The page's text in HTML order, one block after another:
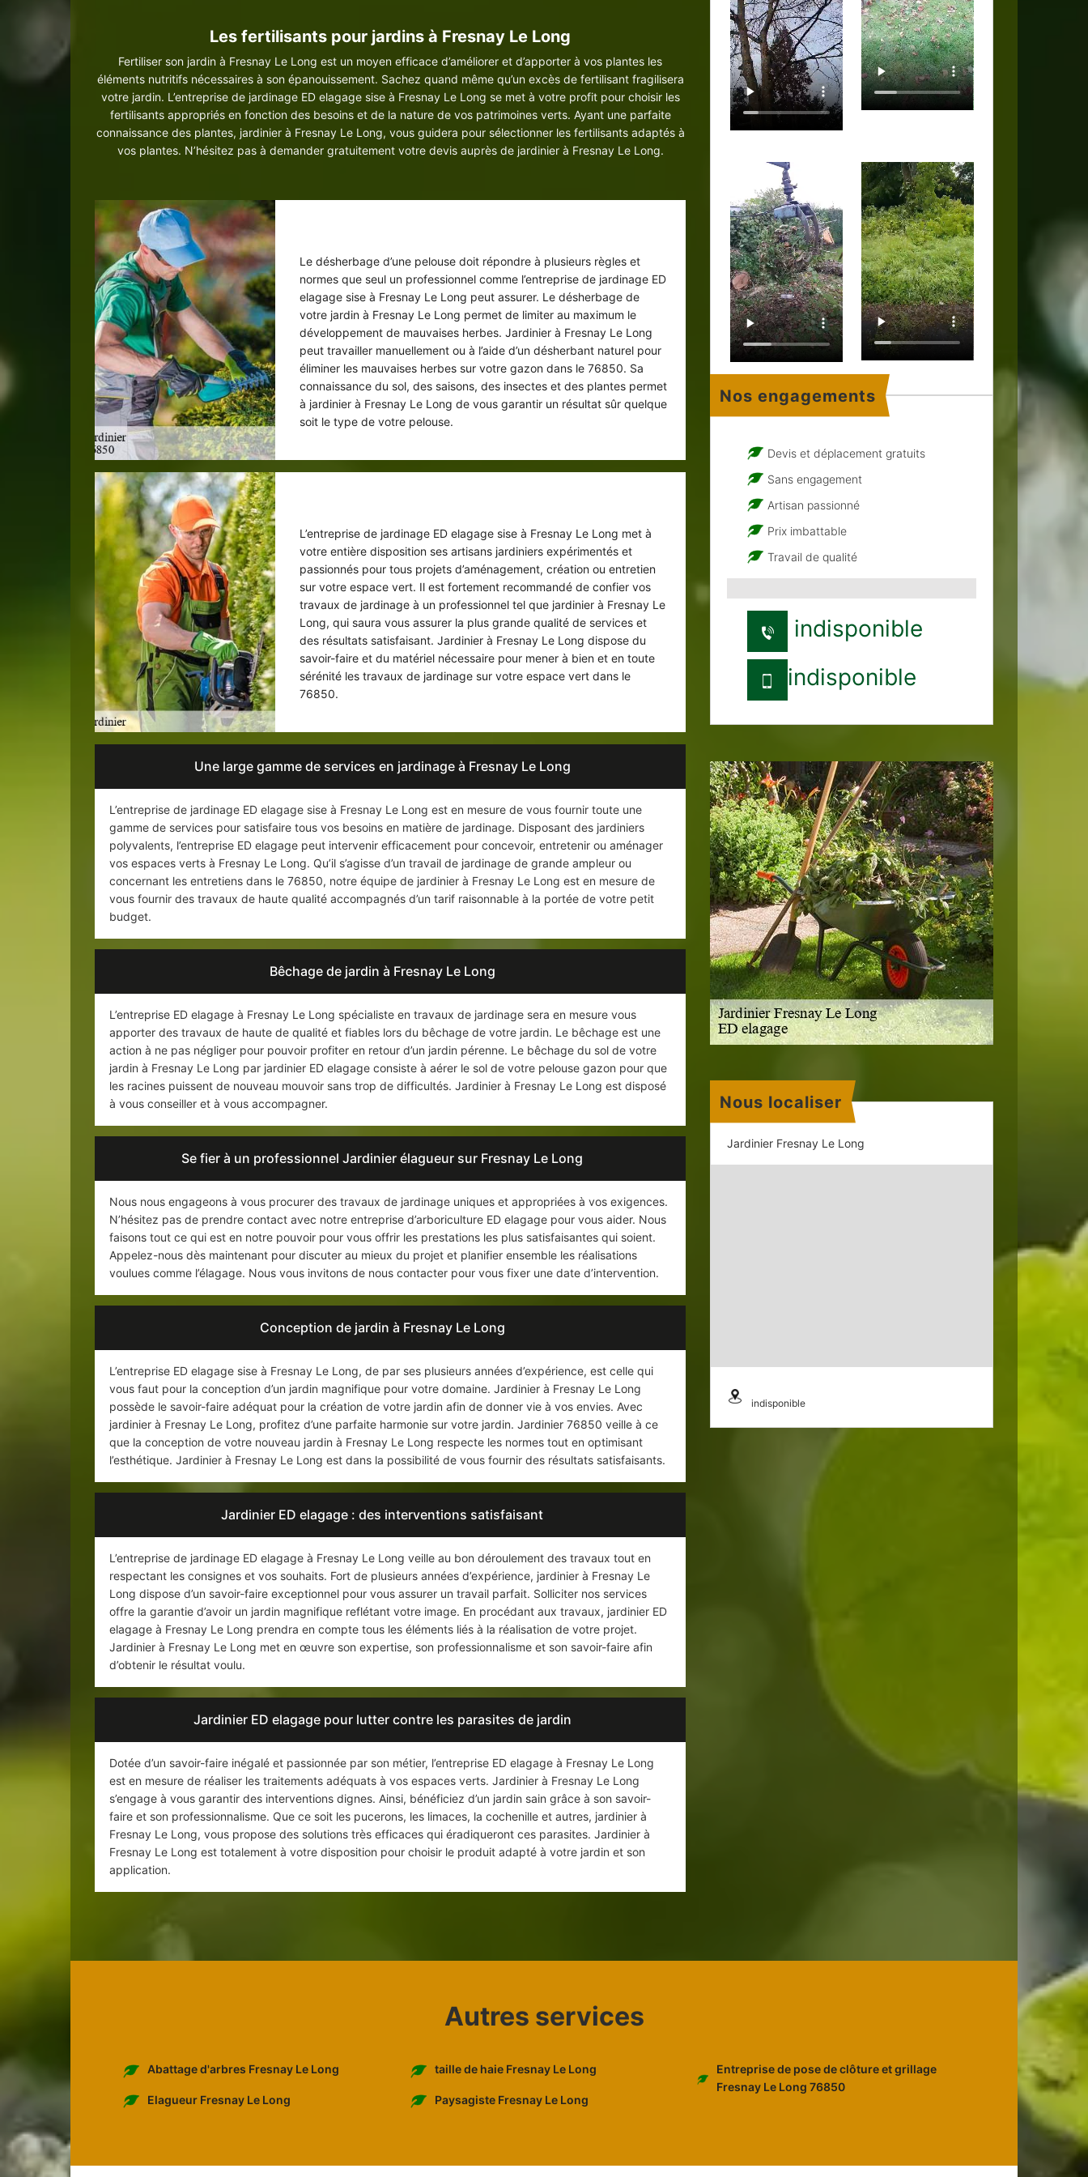
Les fertilisants pour jardins à Fresnay Le Long
Fertiliser son jardin à Fresnay Le Long est un moyen efficace d’améliorer et d’apporter à vos plantes les
éléments nutritifs nécessaires à son épanouissement. Sachez quand même qu’un excès de fertilisant fragilisera
votre jardin. L’entreprise de jardinage ED elagage sise à Fresnay Le Long se met à votre profit pour choisir les
fertilisants appropriés en fonction des besoins et de la nature de vos patrimoines verts. Ayant une parfaite
connaissance des plantes, jardinier à Fresnay Le Long, vous guidera pour sélectionner les fertilisants adaptés à
vos plantes. N’hésitez pas à demander gratuitement votre devis auprès de jardinier à Fresnay Le Long.
Le désherbage d’une pelouse doit répondre à plusieurs règles et
normes que seul un professionnel comme l’entreprise de jardinage ED
elagage sise à Fresnay Le Long peut assurer. Le désherbage de
votre jardin à Fresnay Le Long permet de limiter au maximum le
développement de mauvaises herbes. Jardinier à Fresnay Le Long
peut travailler manuellement ou à l’aide d’un désherbant naturel pour
éliminer les mauvaises herbes sur votre gazon dans le 76850. Sa
connaissance du sol, des saisons, des insectes et des plantes permet
à jardinier à Fresnay Le Long de vous garantir un résultat sûr quelque
soit le type de votre pelouse.
L’entreprise de jardinage ED elagage sise à Fresnay Le Long met à
votre entière disposition ses artisans jardiniers expérimentés et
passionnés pour tous projets d’aménagement, création ou entretien
sur votre espace vert. Il est fortement recommandé de confier vos
travaux de jardinage à un professionnel tel que jardinier à Fresnay Le
Long, qui saura vous assurer la plus grande qualité de services et
des résultats satisfaisant. Jardinier à Fresnay Le Long dispose du
savoir-faire et du matériel nécessaire pour mener à bien et en toute
sérénité les travaux de jardinage sur votre espace vert dans le
76850.
Une large gamme de services en jardinage à Fresnay Le Long
L’entreprise de jardinage ED elagage sise à Fresnay Le Long est en mesure de vous fournir toute une
gamme de services pour satisfaire tous vos besoins en matière de jardinage. Disposant des jardiniers
polyvalents, l’entreprise ED elagage peut intervenir efficacement pour concevoir, entretenir ou aménager
vos espaces verts à Fresnay Le Long. Qu’il s’agisse d’un travail de jardinage de grande ampleur ou
concernant les entretiens dans le 76850, notre équipe de jardinier à Fresnay Le Long est en mesure de
vous fournir des travaux de haute qualité accompagnés d’un tarif raisonnable à la portée de votre petit
budget.
Bêchage de jardin à Fresnay Le Long
L’entreprise ED elagage à Fresnay Le Long spécialiste en travaux de jardinage sera en mesure vous
apporter des travaux de haute de qualité et fiables lors du bêchage de votre jardin. Le bêchage est une
action à ne pas négliger pour pouvoir profiter en retour d’un jardin pérenne. Le bêchage du sol de votre
jardin à Fresnay Le Long par jardinier ED elagage consiste à aérer le sol de votre pelouse gazon pour que
les racines puissent de nouveau mouvoir sans trop de difficultés. Jardinier à Fresnay Le Long est disposé
à vous conseiller et à vous accompagner.
Se fier à un professionnel Jardinier élagueur sur Fresnay Le Long
Nous nous engageons à vous procurer des travaux de jardinage uniques et appropriées à vos exigences.
N’hésitez pas de prendre contact avec notre entreprise d’arboriculture ED elagage pour vous aider. Nous
faisons tout ce qui est en notre pouvoir pour vous offrir les prestations les plus satisfaisantes qui soient.
Appelez-nous dès maintenant pour discuter au mieux du projet et planifier ensemble les réalisations
voulues comme l’élagage. Nous vous invitons de nous contacter pour vous fixer une date d’intervention.
Conception de jardin à Fresnay Le Long
L’entreprise ED elagage sise à Fresnay Le Long, de par ses plusieurs années d’expérience, est celle qui
vous faut pour la conception d’un jardin magnifique pour votre domaine. Jardinier à Fresnay Le Long
possède le savoir-faire adéquat pour la création de votre jardin afin de donner vie à vos envies. Avec
jardinier à Fresnay Le Long, profitez d’une parfaite harmonie sur votre jardin. Jardinier 76850 veille à ce
que la conception de votre nouveau jardin à Fresnay Le Long respecte les normes tout en optimisant
l’esthétique. Jardinier à Fresnay Le Long est dans la possibilité de vous fournir des résultats satisfaisants.
Jardinier ED elagage : des interventions satisfaisant
L’entreprise de jardinage ED elagage à Fresnay Le Long veille au bon déroulement des travaux tout en
respectant les consignes et vos souhaits. Fort de plusieurs années d’expérience, jardinier à Fresnay Le
Long dispose d’un savoir-faire exceptionnel pour vous assurer un travail parfait. Solliciter nos services
offre la garantie d’avoir un jardin magnifique reflétant votre image. En procédant aux travaux, jardinier ED
elagage à Fresnay Le Long prendra en compte tous les éléments liés à la réalisation de votre projet.
Jardinier à Fresnay Le Long met en œuvre son expertise, son professionnalisme et son savoir-faire afin
d’obtenir le résultat voulu.
Jardinier ED elagage pour lutter contre les parasites de jardin
Dotée d’un savoir-faire inégalé et passionnée par son métier, l’entreprise ED elagage à Fresnay Le Long
est en mesure de réaliser les traitements adéquats à vos espaces verts. Jardinier à Fresnay Le Long
s’engage à vous garantir des interventions dignes. Ainsi, bénéficiez d’un jardin sain grâce à son savoir-
faire et son professionnalisme. Que ce soit les pucerons, les limaces, la cochenille et autres, jardinier à
Fresnay Le Long, vous propose des solutions très efficaces qui éradiqueront ces parasites. Jardinier à
Fresnay Le Long est totalement à votre disposition pour choisir le produit adapté à votre jardin et son
application.
Nos engagements
Devis et déplacement gratuits
Sans engagement
Artisan passionné
Prix imbattable
Travail de qualité
indisponible
indisponible
Nous localiser
Jardinier Fresnay Le Long
indisponible
Autres services
Abattage d'arbres Fresnay Le Long
Elagueur Fresnay Le Long
taille de haie Fresnay Le Long
Paysagiste Fresnay Le Long
Entreprise de pose de clôture et grillage
Fresnay Le Long 76850